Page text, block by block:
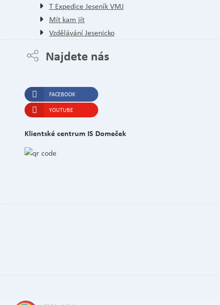
T Expedice Jeseník VMJ
Mít kam jít
Vzdělávání Jesenicko
Najdete nás
FACEBOOK
YOUTUBE
Klientské centrum IS Domeček